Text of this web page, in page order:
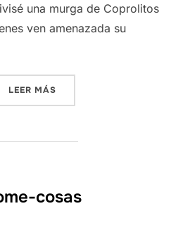
una murga de Coprolitos
ven amenazada su
LEER MÁS
cosas